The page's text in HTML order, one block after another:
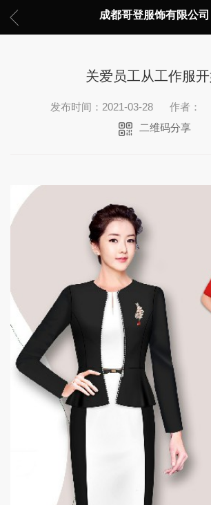
成都哥登服饰有限公司
关爱员工从工作服
发布时间：2021-03-28 作者：
二维码分享